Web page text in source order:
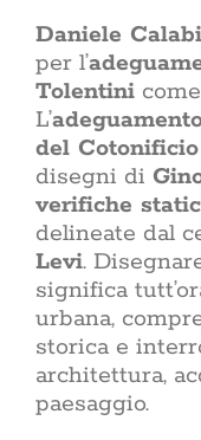
Daniele Calabi
per l’
Tolentini
L’
del
disegni di
verifiche
delineate dal
Levi.
significa
urbana,
storica e
architettura,
paesaggio.